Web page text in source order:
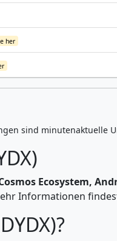
her
sind minutenaktuelle
Ecosystem,
Informationen